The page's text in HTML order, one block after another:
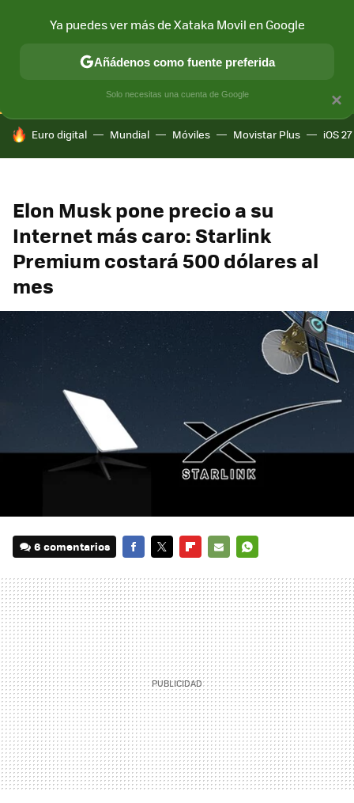
CONECTIVIDAD MÓVIL Y SOCIEDAD APLICACIONES
HOY SE HABLA DE
Euro digital Mundial Móviles Movistar Plus iOS 27
Elon Musk pone precio a su
Internet más caro: Starlink
Premium costará 500 dólares al
mes
6 comentarios
MAIL
×
Ya puedes ver más de Xataka Movil en Google
Añádenos como fuente preferida
Solo necesitas una cuenta de Google